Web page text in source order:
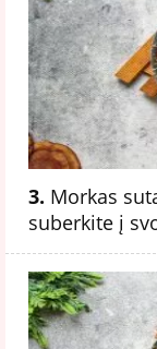
3. Morkas
suberkite į